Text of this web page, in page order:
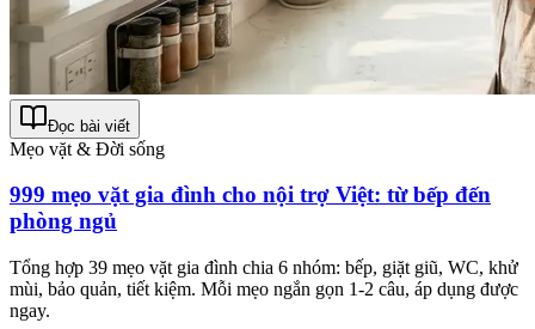
Đọc bài viết
Mẹo vặt & Đời sống
999 mẹo vặt gia đình cho nội trợ Việt: từ bếp đến
phòng ngủ
Tổng hợp 39 mẹo vặt gia đình chia 6 nhóm: bếp, giặt giũ, WC, khử
mùi, bảo quản, tiết kiệm. Mỗi mẹo ngắn gọn 1-2 câu, áp dụng được
ngay.